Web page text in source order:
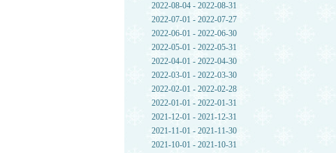
2022-08-04 - 2022-08-31
2022-07-01 - 2022-07-27
2022-06-01 - 2022-06-30
2022-05-01 - 2022-05-31
2022-04-01 - 2022-04-30
2022-03-01 - 2022-03-30
2022-02-01 - 2022-02-28
2022-01-01 - 2022-01-31
2021-12-01 - 2021-12-31
2021-11-01 - 2021-11-30
2021-10-01 - 2021-10-31